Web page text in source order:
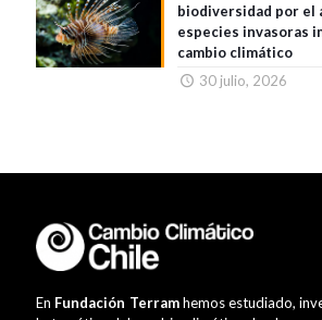
biodiversidad por el
especies invasoras
cambio climático
30 julio, 2026
En Fundación Terramhemos estudiado,